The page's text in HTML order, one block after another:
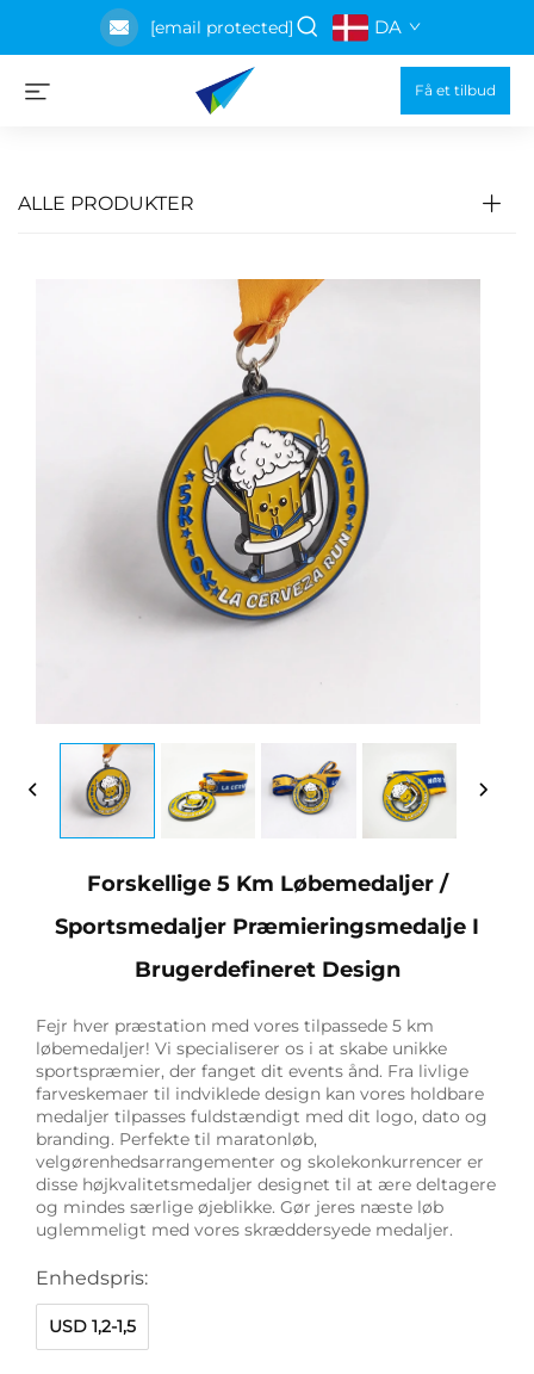
[email protected] DA
Få et tilbud
ALLE PRODUKTER
Forskellige 5 Km Løbemedaljer /
Sportsmedaljer Præmieringsmedalje I
Brugerdefineret Design
Fejr hver præstation med vores tilpassede 5 km
løbemedaljer! Vi specialiserer os i at skabe unikke
sportspræmier, der fanget dit events ånd. Fra livlige
farveskemaer til indviklede design kan vores holdbare
medaljer tilpasses fuldstændigt med dit logo, dato og
branding. Perfekte til maratonløb,
velgørenhedsarrangementer og skolekonkurrencer er
disse højkvalitetsmedaljer designet til at ære deltagere
og mindes særlige øjeblikke. Gør jeres næste løb
uglemmeligt med vores skræddersyede medaljer.
Enhedspris:
USD 1,2-1,5